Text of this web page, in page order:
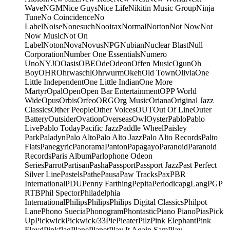
WaveNGMNice GuysNice LifeNikitin Music GroupNinja
TuneNo CoincidenceNo
LabelNoiseNonesuchNooiraxNormalNortonNot NowNot
Now MusicNot On
LabelNotonNovaNovusNPGNubianNuclear BlastNull
CorporationNumber One EssentialsNumero
UnoNYJOOasisOBEOdeOdeonOffen MusicOgunOh
BoyOHROhrwaschlOhrwurmOkehOld TownOliviaOne
Little IndependentOne Little IndianOne More
MartyrOpalOpenOpen Bar EntertainmentOPP World
WideOpusOrbisOrfeoORGOrg MusicOrianaOriginal Jazz
ClassicsOther PeopleOther VoicesOUTOut Of LineOuter
BatteryOutsiderOvationOverseasOwlOysterPabloPablo
LivePablo TodayPacific JazzPaddle WheelPaisley
ParkPaladynPalo AltoPalo Alto JazzPalo Alto RecordsPalto
FlatsPanegyricPanoramaPantonPapagayoParanoidParanoid
RecordsParis AlbumParlophone Odeon
SeriesParrotPartisanPashaPassportPassport JazzPast Perfect
Silver LinePastelsPathePausaPaw TracksPaxPBR
InternationalPDUPenny FarthingPepitaPeriodicapgLangPGP
RTBPhil SpectorPhiladelphia
InternationalPhilipsPhilipsPhilips Digital ClassicsPhilpot
LanePhono SueciaPhonogramPhontasticPiano PianoPiasPick
UpPickwickPickwick/33PiePieaterPilzPink ElephantPink